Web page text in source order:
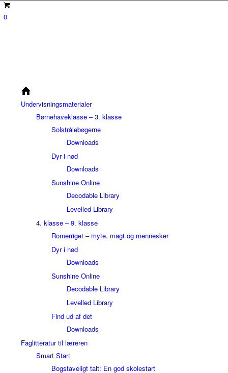
0
Undervisningsmaterialer
Børnehaveklasse – 3. klasse
Solstrålebøgerne
Downloads
Dyr i nød
Downloads
Sunshine Online
Decodable Library
Levelled Library
4. klasse – 9. klasse
Romerriget – myte, magt og mennesker
Dyr i nød
Downloads
Sunshine Online
Decodable Library
Levelled Library
Find ud af det
Downloads
Faglitteratur til læreren
Smart Start
Bogstaveligt talt: En god skolestart